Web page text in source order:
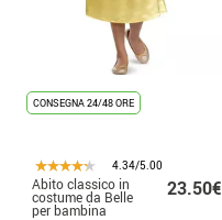
CONSEGNA 24/48 ORE
4.34/5.00
Abito classico in
costume da Belle
per bambina
23.50€